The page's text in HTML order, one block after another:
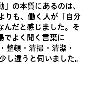
の本質にあるのは、
りも、働く人が「自分
んだと感じました。そ
でよく聞く言葉に
整頓・清掃・清潔・
し違うと伺いました。